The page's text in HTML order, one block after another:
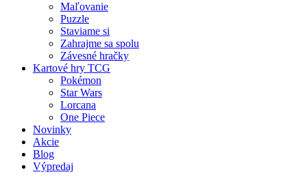
Maľovanie
Puzzle
Staviame si
Zahrajme sa spolu
Závesné hračky
Kartové hry TCG
Pokémon
Star Wars
Lorcana
One Piece
Novinky
Akcie
Blog
Výpredaj